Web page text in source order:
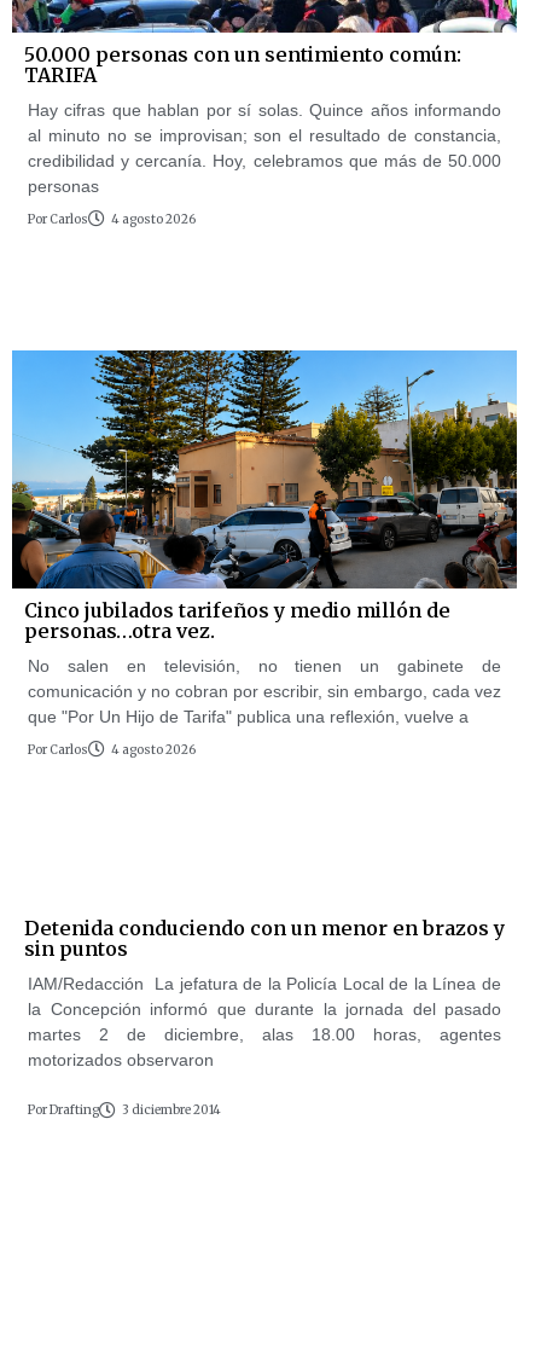
50.000 personas con un sentimiento común:
TARIFA
Hay cifras que hablan por sí solas. Quince años informando
al minuto no se improvisan; son el resultado de constancia,
credibilidad y cercanía. Hoy, celebramos que más de 50.000
personas
Por Carlos 4 agosto 2026
Cinco jubilados tarifeños y medio millón de
personas…otra vez.
No salen en televisión, no tienen un gabinete de
comunicación y no cobran por escribir, sin embargo, cada vez
que "Por Un Hijo de Tarifa" publica una reflexión, vuelve a
Por Carlos 4 agosto 2026
Detenida conduciendo con un menor en brazos y
sin puntos
IAM/Redacción La jefatura de la Policía Local de la Línea de
la Concepción informó que durante la jornada del pasado
martes 2 de diciembre, alas 18.00 horas, agentes
motorizados observaron
PorDrafting 3 diciembre 2014